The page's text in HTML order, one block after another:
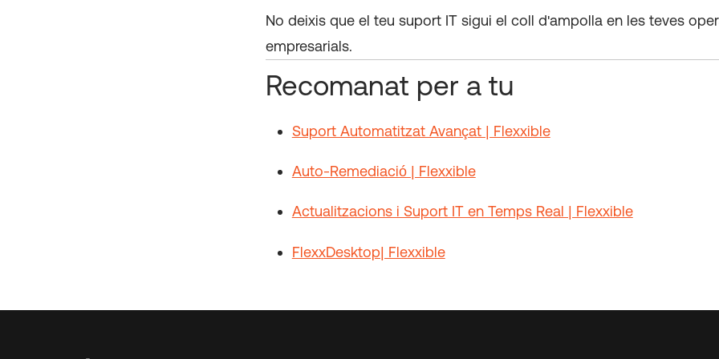
No deixis que el teu suport IT sigui el coll d'ampolla en les teves
empresarials.
Recomanat per a tu
Suport Automatitzat Avançat | Flexxible
Auto-Remediació | Flexxible
Actualitzacions i Suport IT en Temps Real | Flexxible
FlexxDesktop| Flexxible